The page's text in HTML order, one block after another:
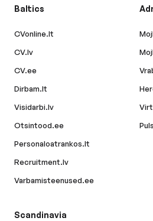
Baltics
CVonline.lt
CV.lv
CV.ee
Dirbam.lt
Visidarbi.lv
Otsintood.ee
Personaloatrankos.lt
Recruitment.lv
Varbamisteenused.ee
Scandinavia